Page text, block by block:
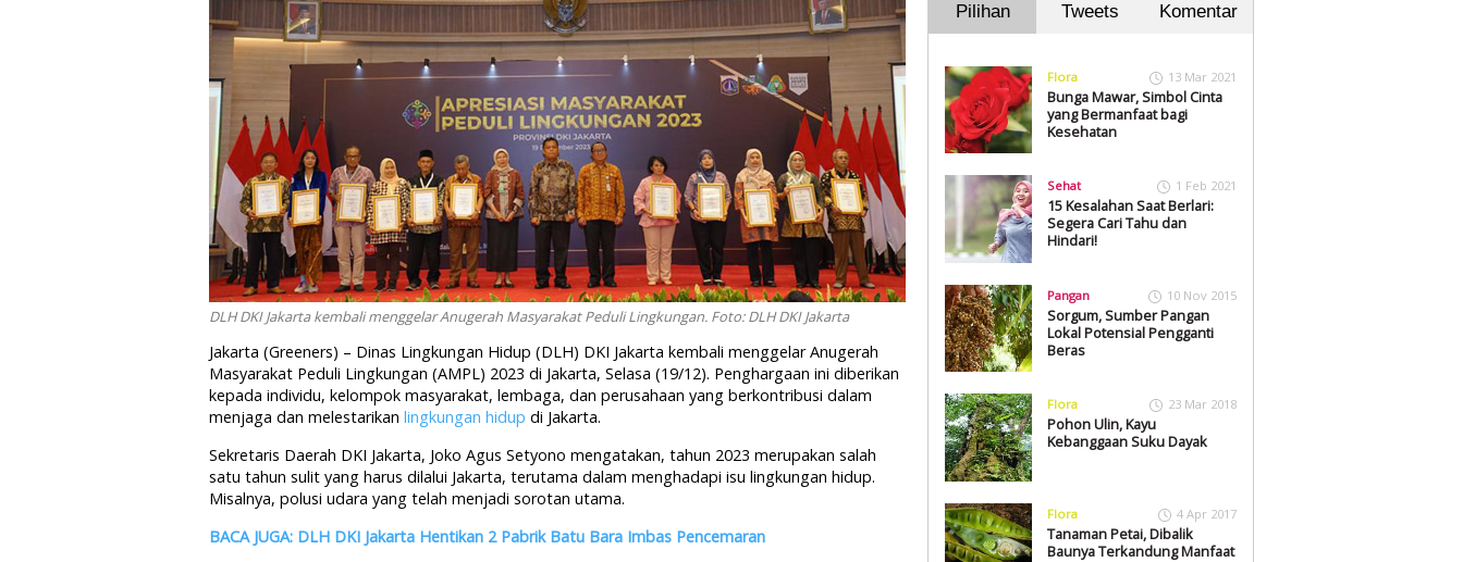
DLH DKI Jakarta kembali menggelar Anugerah Masyarakat Peduli Lingkungan. Foto: DLH DKI Jakarta
Jakarta (Greeners) – Dinas Lingkungan Hidup (DLH) DKI Jakarta kembali menggelar Anugerah
Masyarakat Peduli Lingkungan (AMPL) 2023 di Jakarta, Selasa (19/12). Penghargaan ini diberikan
kepada individu, kelompok masyarakat, lembaga, dan perusahaan yang berkontribusi dalam
menjaga dan melestarikan lingkungan hidup di Jakarta.
Sekretaris Daerah DKI Jakarta, Joko Agus Setyono mengatakan, tahun 2023 merupakan salah
satu tahun sulit yang harus dilalui Jakarta, terutama dalam menghadapi isu lingkungan hidup.
Misalnya, polusi udara yang telah menjadi sorotan utama.
BACA JUGA: DLH DKI Jakarta Hentikan 2 Pabrik Batu Bara Imbas Pencemaran
Pilihan Tweets Komentar
Flora 13 Mar 2021
Bunga Mawar, Simbol Cinta
yang Bermanfaat bagi
Kesehatan
Sehat 1 Feb 2021
15 Kesalahan Saat Berlari:
Segera Cari Tahu dan
Hindari!
Pangan 10 Nov 2015
Sorgum, Sumber Pangan
Lokal Potensial Pengganti
Beras
Flora 23 Mar 2018
Pohon Ulin, Kayu
Kebanggaan Suku Dayak
Flora 4 Apr 2017
Tanaman Petai, Dibalik
Baunya Terkandung Manfaat